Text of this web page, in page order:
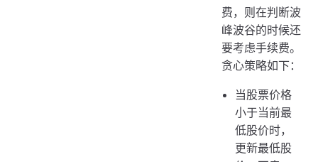
费，则在判断波
峰波谷的时候还
要考虑手续费。
贪心策略如下：
当股票价格
小于当前最
低股价时，
更新最低股